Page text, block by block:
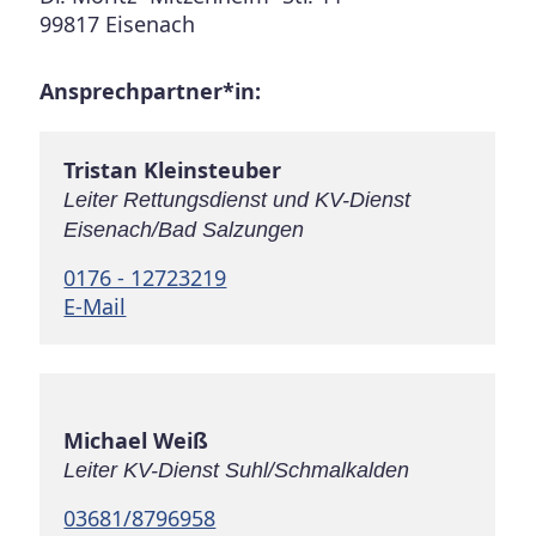
99817 Eisenach
Ansprechpartner*in:
Tristan Kleinsteuber
Leiter Rettungsdienst und KV-Dienst
Eisenach/Bad Salzungen
0176 - 12723219
E-Mail
Michael Weiß
Leiter KV-Dienst Suhl/Schmalkalden
03681/8796958